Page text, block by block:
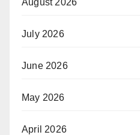
August 2026
July 2026
June 2026
May 2026
April 2026